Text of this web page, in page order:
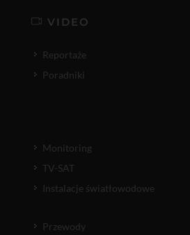
VIDEO
Reportaże
Poradniki
Monitoring
TV-SAT
Instalacje światłowodowe
Przewody